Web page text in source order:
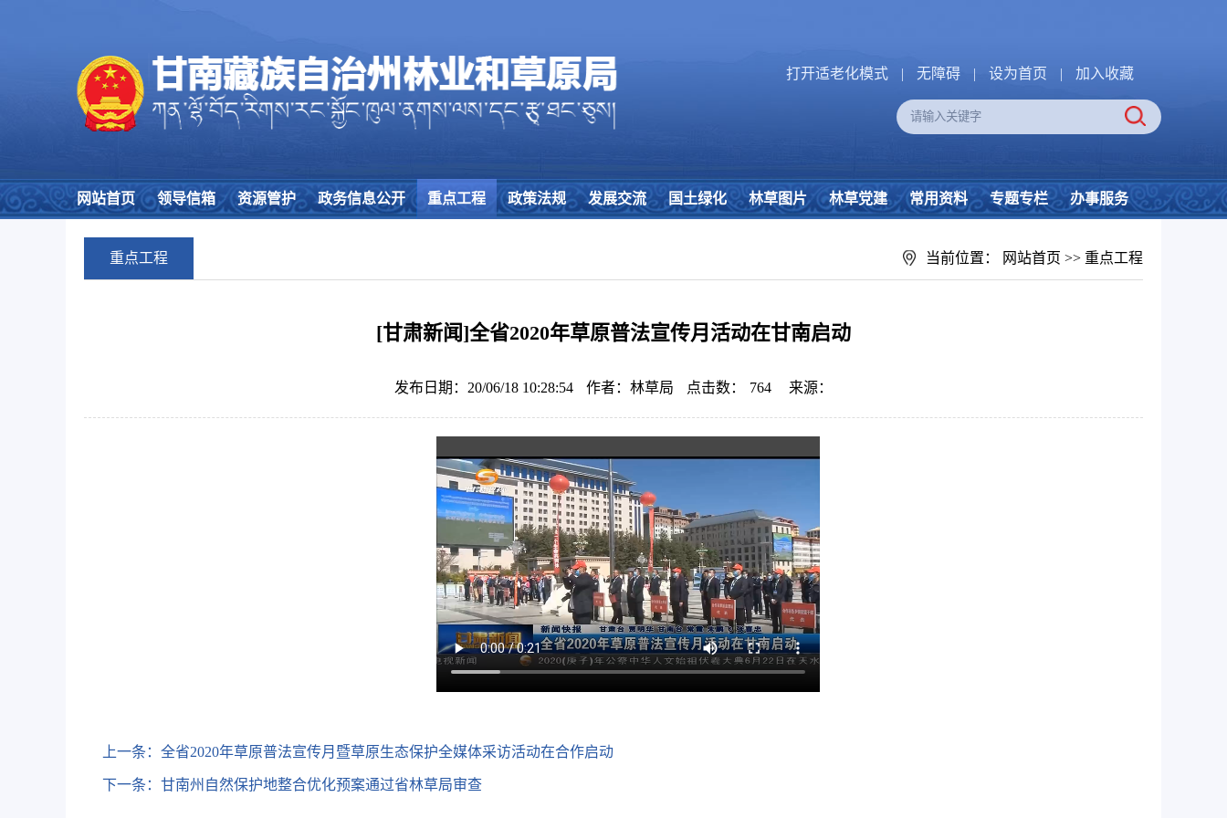
打开适老化模式 | 无障碍 | 设为首页 | 加入收藏
网站首页 领导信箱 资源管护 政务信息公开 重点工程 政策法规 发展交流 国土绿化 林草图片 林草党建 常用资料 专题专栏 办事服务
重点工程 当前位置： 网站首页 >> 重点工程
[甘肃新闻]全省2020年草原普法宣传月活动在甘南启动
发布日期：20/06/18 10:28:54 作者：林草局 点击数： 764 来源：
上一条： 全省2020年草原普法宣传月暨草原生态保护全媒体采访活动在合作启动
下一条： 甘南州自然保护地整合优化预案通过省林草局审查